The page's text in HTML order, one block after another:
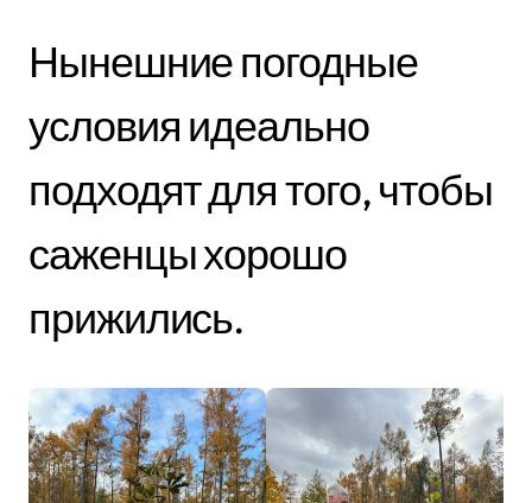
Нынешние погодные
условия идеально
подходят для того, чтобы
саженцы хорошо
прижились.